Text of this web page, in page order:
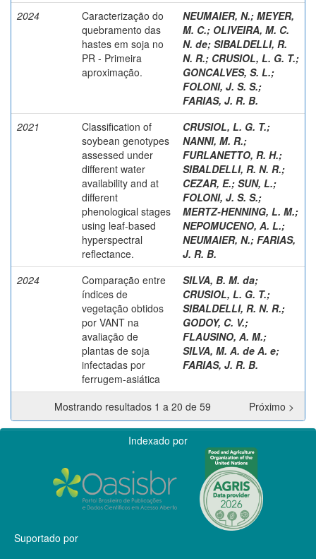
2024
Caracterização do
quebramento das
hastes em soja no
PR - Primeira
aproximação.
NEUMAIER, N.; MEYER,
M. C.; OLIVEIRA, M. C.
N. de; SIBALDELLI, R.
N. R.; CRUSIOL, L. G. T.;
GONCALVES, S. L.;
FOLONI, J. S. S.;
FARIAS, J. R. B.
2021
Classification of
soybean genotypes
assessed under
different water
availability and at
different
phenological stages
using leaf-based
hyperspectral
reflectance.
CRUSIOL, L. G. T.;
NANNI, M. R.;
FURLANETTO, R. H.;
SIBALDELLI, R. N. R.;
CEZAR, E.; SUN, L.;
FOLONI, J. S. S.;
MERTZ-HENNING, L. M.;
NEPOMUCENO, A. L.;
NEUMAIER, N.; FARIAS,
J. R. B.
2024
Comparação entre
índices de
vegetação obtidos
por VANT na
avaliação de
plantas de soja
infectadas por
ferrugem-asiática
SILVA, B. M. da;
CRUSIOL, L. G. T.;
SIBALDELLI, R. N. R.;
GODOY, C. V.;
FLAUSINO, A. M.;
SILVA, M. A. de A. e;
FARIAS, J. R. B.
Mostrando resultados 1 a 20 de 59 Próximo >
Indexado por
Suportado por